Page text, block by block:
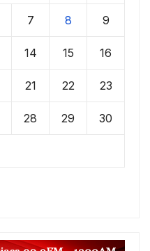
7 8 9
14 15 16
21 22 23
28 29 30